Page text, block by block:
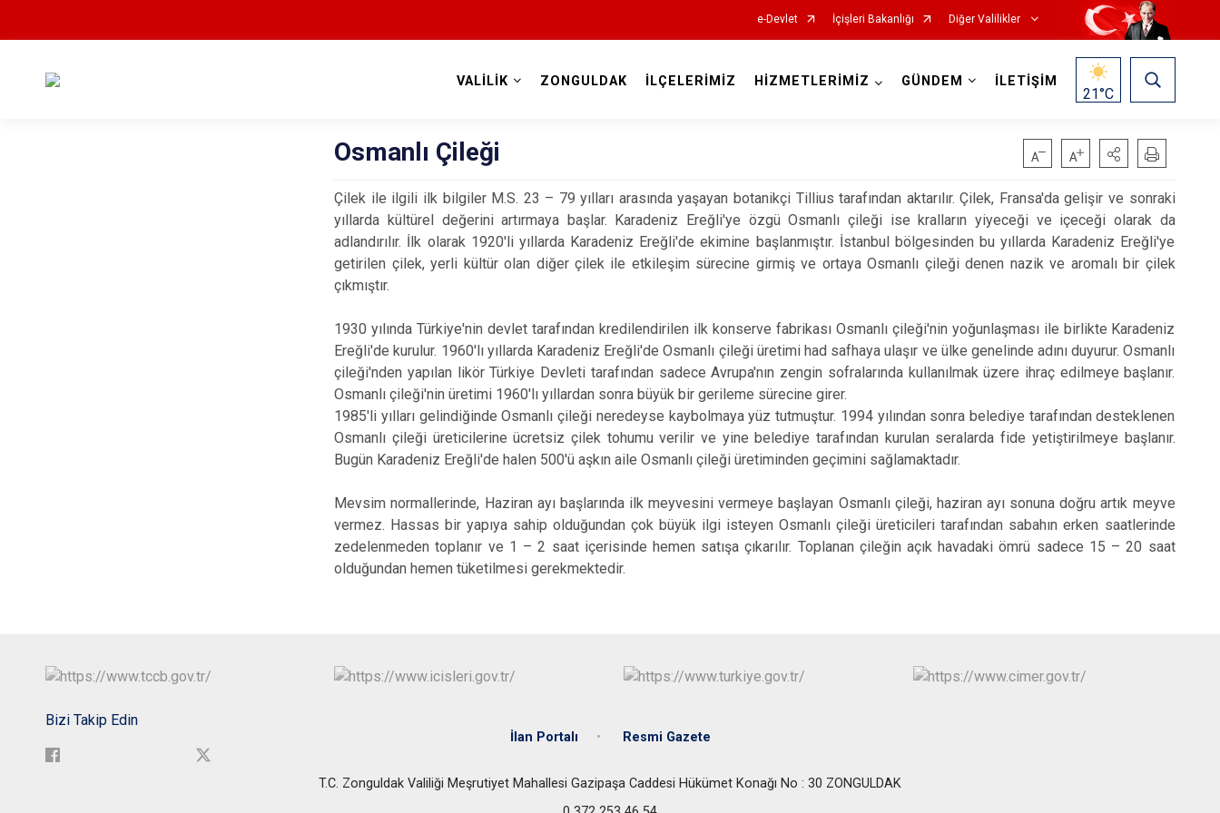
e-Devlet İçişleri Bakanlığı Diğer Valilikler
VALİLİK ZONGULDAK İLÇELERİMİZ HİZMETLERİMİZ GÜNDEM İLETİŞİM
21°C
Osmanlı Çileği
Çilek ile ilgili ilk bilgiler M.S. 23 – 79 yılları arasında yaşayan botanikçi Tillius tarafından aktarılır. Çilek, Fransa'da gelişir ve sonraki
yıllarda kültürel değerini artırmaya başlar. Karadeniz Ereğli'ye özgü Osmanlı çileği ise kralların yiyeceği ve içeceği olarak da
adlandırılır. İlk olarak 1920'li yıllarda Karadeniz Ereğli'de ekimine başlanmıştır. İstanbul bölgesinden bu yıllarda Karadeniz Ereğli'ye
getirilen çilek, yerli kültür olan diğer çilek ile etkileşim sürecine girmiş ve ortaya Osmanlı çileği denen nazik ve aromalı bir çilek
çıkmıştır.
1930 yılında Türkiye'nin devlet tarafından kredilendirilen ilk konserve fabrikası Osmanlı çileği'nin yoğunlaşması ile birlikte Karadeniz
Ereğli'de kurulur. 1960'lı yıllarda Karadeniz Ereğli'de Osmanlı çileği üretimi had safhaya ulaşır ve ülke genelinde adını duyurur. Osmanlı
çileği'nden yapılan likör Türkiye Devleti tarafından sadece Avrupa'nın zengin sofralarında kullanılmak üzere ihraç edilmeye başlanır.
Osmanlı çileği'nin üretimi 1960'lı yıllardan sonra büyük bir gerileme sürecine girer.
1985'li yılları gelindiğinde Osmanlı çileği neredeyse kaybolmaya yüz tutmuştur. 1994 yılından sonra belediye tarafından desteklenen
Osmanlı çileği üreticilerine ücretsiz çilek tohumu verilir ve yine belediye tarafından kurulan seralarda fide yetiştirilmeye başlanır.
Bugün Karadeniz Ereğli'de halen 500'ü aşkın aile Osmanlı çileği üretiminden geçimini sağlamaktadır.
Mevsim normallerinde, Haziran ayı başlarında ilk meyvesini vermeye başlayan Osmanlı çileği, haziran ayı sonuna doğru artık meyve
vermez. Hassas bir yapıya sahip olduğundan çok büyük ilgi isteyen Osmanlı çileği üreticileri tarafından sabahın erken saatlerinde
zedelenmeden toplanır ve 1 – 2 saat içerisinde hemen satışa çıkarılır. Toplanan çileğin açık havadaki ömrü sadece 15 – 20 saat
olduğundan hemen tüketilmesi gerekmektedir.
Bizi Takip Edin
İlan Portalı Resmi Gazete
T.C. Zonguldak Valiliği Meşrutiyet Mahallesi Gazipaşa Caddesi Hükümet Konağı No : 30 ZONGULDAK